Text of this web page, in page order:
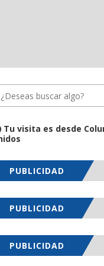
Tu visita es desde
PUBLICIDAD
PUBLICIDAD
PUBLICIDAD